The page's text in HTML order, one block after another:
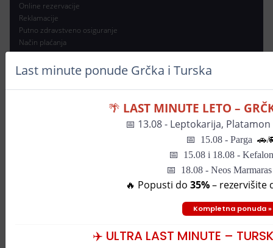
Last minute ponude Grčka i Turska
🌴 LAST MINUTE LETO –
📅 13.08 - Leptokarija,
📅 15.08 - Parga 🚗/
📅 15.08 i 18.08 -
📅 18.08 - Neos
🔥 Popusti do 35%– rezervišite
Kompletna ponuda »
✈️ ULTRA LAST MINUTE –
Online rezervacije
Reklamacije
Putno zdravstveno osiguranje
Način plaćanja
Bitni turistički pojmovi
SOLE AZUR